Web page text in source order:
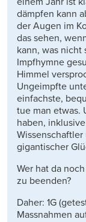
dämpfen kann
der Augen im
das sehen,
kann, was nicht
Impfhymne
Himmel
Ungeimpfte
einfachste,
tue man etwas.
haben,
gigantischer
Wer hat da
zu beenden?
Daher: 1G
Massnahmen